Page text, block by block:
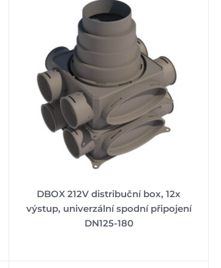
DBOX 212V distribuční box, 12x
výstup, univerzální spodní připojení
DN125-180